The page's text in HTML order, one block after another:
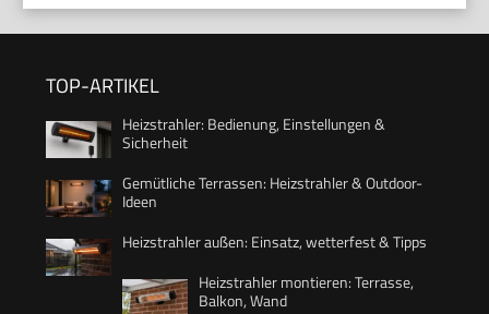
TOP-ARTIKEL
Heizstrahler: Bedienung, Einstellungen &
Sicherheit
Gemütliche Terrassen: Heizstrahler & Outdoor-
Ideen
Heizstrahler außen: Einsatz, wetterfest & Tipps
Heizstrahler montieren: Terrasse,
Balkon, Wand